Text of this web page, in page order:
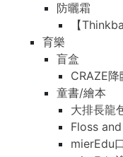
防曬霜
【
育樂
盲盒
CRAZE降
童書/繪本
大排長龍
Floss
mierEdu